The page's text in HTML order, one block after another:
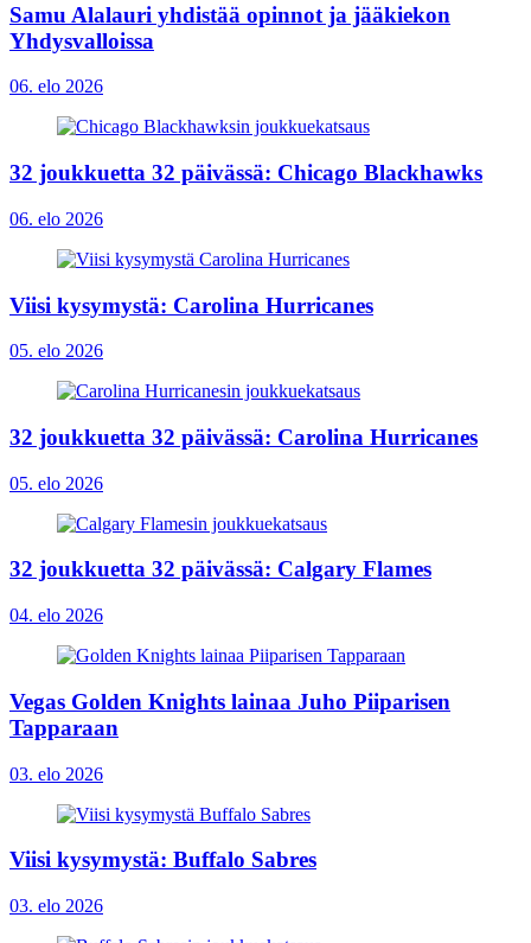
Samu Alalauri yhdistää opinnot ja jääkiekon
Yhdysvalloissa
06. elo 2026
32 joukkuetta 32 päivässä: Chicago Blackhawks
06. elo 2026
Viisi kysymystä: Carolina Hurricanes
05. elo 2026
32 joukkuetta 32 päivässä: Carolina Hurricanes
05. elo 2026
32 joukkuetta 32 päivässä: Calgary Flames
04. elo 2026
Vegas Golden Knights lainaa Juho Piiparisen
Tapparaan
03. elo 2026
Viisi kysymystä: Buffalo Sabres
03. elo 2026